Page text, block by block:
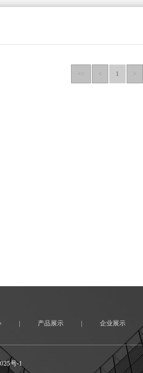
<< < 1 >
| 产品展示 | 企业展示
号-1